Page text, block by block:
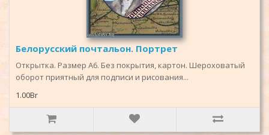
Белорусский почтальон. Портрет
Открытка. Размер А6. Без покрытия, картон. Шероховатый
оборот приятный для подписи и рисования...
1.00Br